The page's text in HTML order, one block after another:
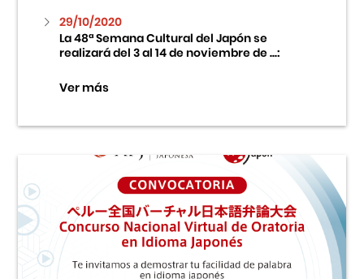
29/10/2020
La 48ª Semana Cultural del Japón se
realizará del 3 al 14 de noviembre de ...:
Ver más